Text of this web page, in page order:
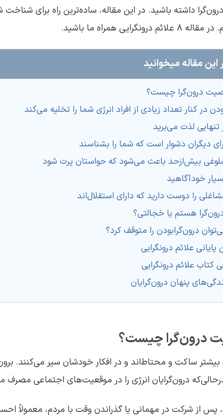
داشته باشید. در این مقاله، ساده‌ترین راه برای
همراه ما باشید.
این مقاله میخوانید
درون‌گرا چیست؟
در کنار تعداد زیادی از افراد انرژی شما را تخلیه می‌کند
تنهایی لذت می‌برید
دیگران دشوار است که شما را بشناسند
بیش‌ازحد باعث می‌شود که حواستان پرت شود
خودآگاهید
را دوست دارید که دارای استقلال‌اند
هستم یا خجالتی؟
درون‌گرابودن را متوقف کرد؟
علائم درونگرایی
کتاب علائم درونگرایی
پنهان درون‌گرایان
درون‌گرا چیست؟
بیشتر ساکت و محتاط‌اند و در افکار خودشان سیر می‌کنند.
درون‌گرایان انرژی را در موقعیت‌های اجتماعی مصرف
پس از شرکت در مهمانی یا گذراندن وقت با مردم، معمولاً